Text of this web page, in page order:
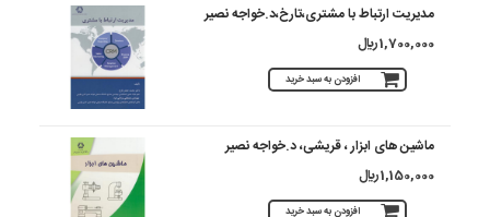
مدیریت ارتباط با مشتری،تارخ،د.خواجه نصیر
1,700,000 ريال
افزودن به سبد خرید
ماشین های ابزار ، قریشی، د.خواجه نصیر
1,150,000 ريال
افزودن به سبد خرید